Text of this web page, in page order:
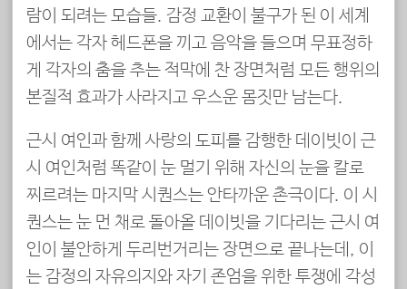
람이 되려는 모습들. 감정 교환이 불구가 된 이 세계
에서는 각자 헤드폰을 끼고 음악을 들으며 무표정하
게 각자의 춤을 추는 적막에 찬 장면처럼 모든 행위의
본질적 효과가 사라지고 우스운 몸짓만 남는다.
근시 여인과 함께 사랑의 도피를 감행한 데이빗이 근
시 여인처럼 똑같이 눈 멀기 위해 자신의 눈을 칼로
찌르려는 마지막 시퀀스는 안타까운 촌극이다. 이 시
퀀스는 눈 먼 채로 돌아올 데이빗을 기다리는 근시 여
인이 불안하게 두리번거리는 장면으로 끝나는데, 이
는 감정의 자유의지와 자기 존엄을 위한 투쟁에 각성